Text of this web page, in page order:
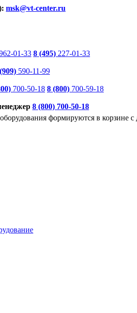
msk@vt-center.ru
01-33 8 (495) 227-01-33
590-11-99
700-50-18 8 (800) 700-59-18
8 (800) 700-50-18
формируются в корзине